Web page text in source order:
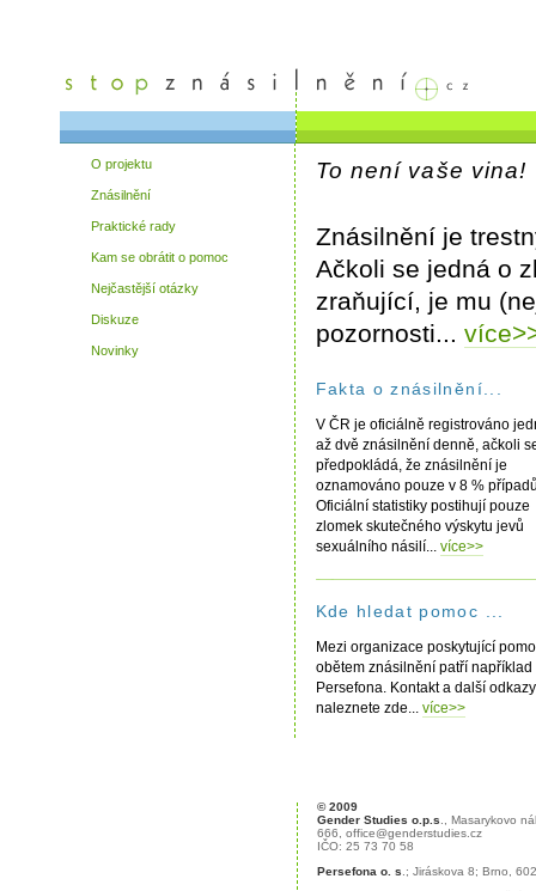
O projektu
Znásilnění
Praktické rady
Kam se obrátit o pomoc
Nejčastější otázky
Diskuze
Novinky
To není vaše vina!
Znásilnění je
Ačkoli se jedná o
zraňující, je mu
pozornosti...
Fakta o znásilnění...
V ČR je oficiálně registrováno
až dvě znásilnění denně, ačkoli
předpokládá, že znásilnění je
oznamováno pouze v 8 %
Oficiální statistiky postihují pouze
zlomek skutečného výskytu jevů
sexuálního násilí... více>>
Kde hledat pomoc ...
Mezi organizace poskytující
obětem znásilnění patří například
Persefona. Kontakt a další odkazy
naleznete zde... více>>
© 2009
Gender Studies o.p.s ., Masarykovo
666, office@genderstudies.cz
IČO: 25 73 70 58
Persefona o. s .; Jiráskova 8; Brno,